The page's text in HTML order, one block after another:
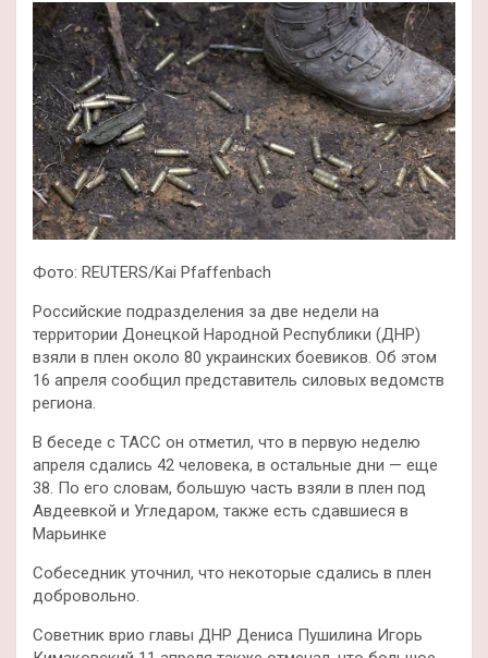
Фото: REUTERS/Kai Pfaffenbach
Российские подразделения за две недели на
территории Донецкой Народной Республики (ДНР)
взяли в плен около 80 украинских боевиков. Об этом
16 апреля сообщил представитель силовых ведомств
региона.
В беседе с ТАСС он отметил, что в первую неделю
апреля сдались 42 человека, в остальные дни — еще
38. По его словам, большую часть взяли в плен под
Авдеевкой и Угледаром, также есть сдавшиеся в
Марьинке
Собеседник уточнил, что некоторые сдались в плен
добровольно.
Советник врио главы ДНР Дениса Пушилина Игорь